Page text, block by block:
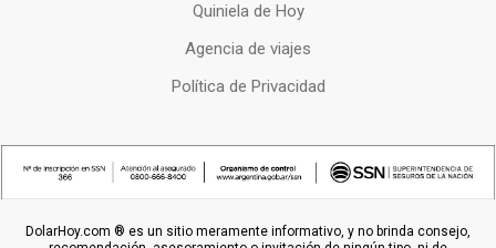
Quiniela de Hoy
Agencia de viajes
Política de Privacidad
DolarHoy.com ® es un sitio meramente informativo, y no brinda consejo,